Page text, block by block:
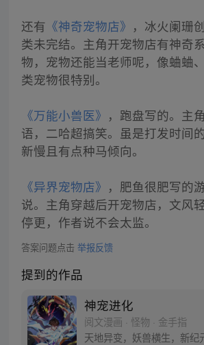
还有 《神奇宠物店》 ，冰火阑珊
类未完结。主角开宠物店有神奇
物，宠物还能当老师呢，像蛐蛐
类宠物很特别。
《万能小兽医》 ，跑盘写的。主
语，二哈超搞笑。虽是打发时间
新慢且有点种马倾向。
《异界宠物店》 ，肥鱼很肥写的
说。主角穿越后开宠物店，文风
停更，作者说不会太监。
答案问题点击 举报反馈
提到的作品
神宠进化
阅文漫画 · 怪物 · 金手指
天地异变，妖兽横生，新纪